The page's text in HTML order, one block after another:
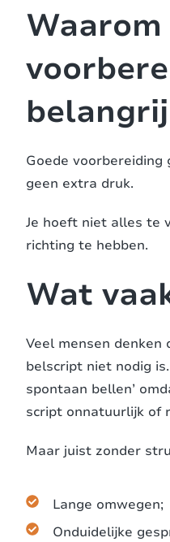
Waarom
Goede
geen extra druk.
Je hoeft niet alles te
richting te hebben.
Wat
Veel mensen
belscript niet nodig
spontaan bellen’
script onnatuurlijk of
Maar juist zonder
Lange omwegen;
Onduidelijke